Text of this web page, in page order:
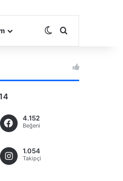
Dış görünümü
4.152
Beğeni
1.054
Takipçi